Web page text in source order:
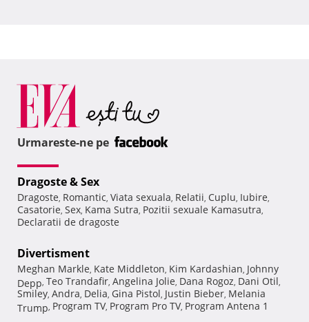
Urmareste-ne pe
Dragoste & Sex
Dragoste, Romantic, Viata sexuala, Relatii, Cuplu, Iubire,
Casatorie, Sex, Kama Sutra, Pozitii sexuale Kamasutra,
Declaratii de dragoste
Divertisment
Meghan Markle, Kate Middleton, Kim Kardashian, Johnny
Depp, Teo Trandafir, Angelina Jolie, Dana Rogoz, Dani Otil,
Smiley, Andra, Delia, Gina Pistol, Justin Bieber, Melania
Trump, Program TV, Program Pro TV, Program Antena 1